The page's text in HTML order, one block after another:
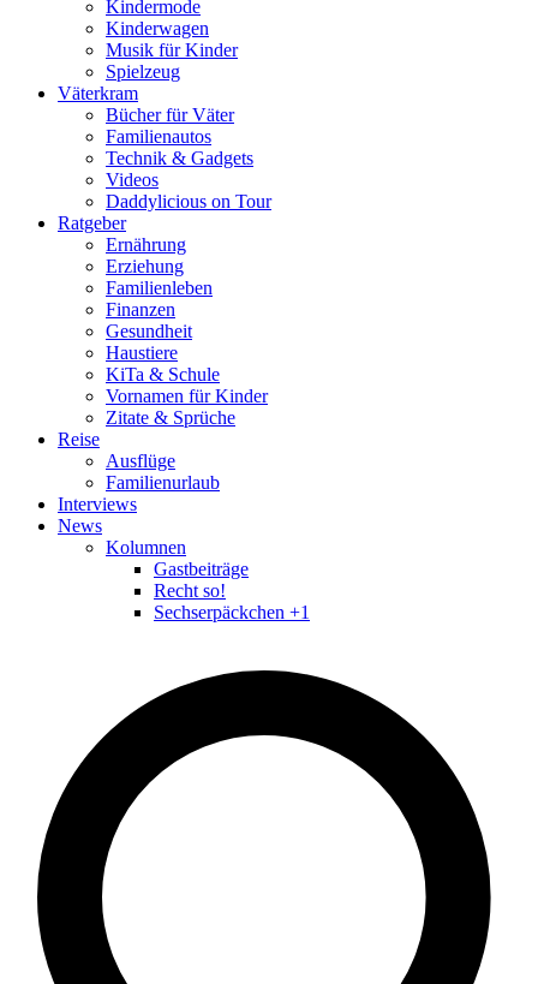
Kindermode
Kinderwagen
Musik für Kinder
Spielzeug
Väterkram
Bücher für Väter
Familienautos
Technik & Gadgets
Videos
Daddylicious on Tour
Ratgeber
Ernährung
Erziehung
Familienleben
Finanzen
Gesundheit
Haustiere
KiTa & Schule
Vornamen für Kinder
Zitate & Sprüche
Reise
Ausflüge
Familienurlaub
Interviews
News
Kolumnen
Gastbeiträge
Recht so!
Sechserpäckchen +1